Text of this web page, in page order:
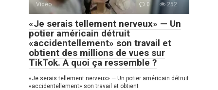
Vidéo 0 252
«Je serais tellement nerveux» — Un
potier américain détruit
«accidentellement» son travail et
obtient des millions de vues sur
TikTok. A quoi ça ressemble ?
«Je serais tellement nerveux» — Un potier américain détruit
«accidentellement» son travail et obtient